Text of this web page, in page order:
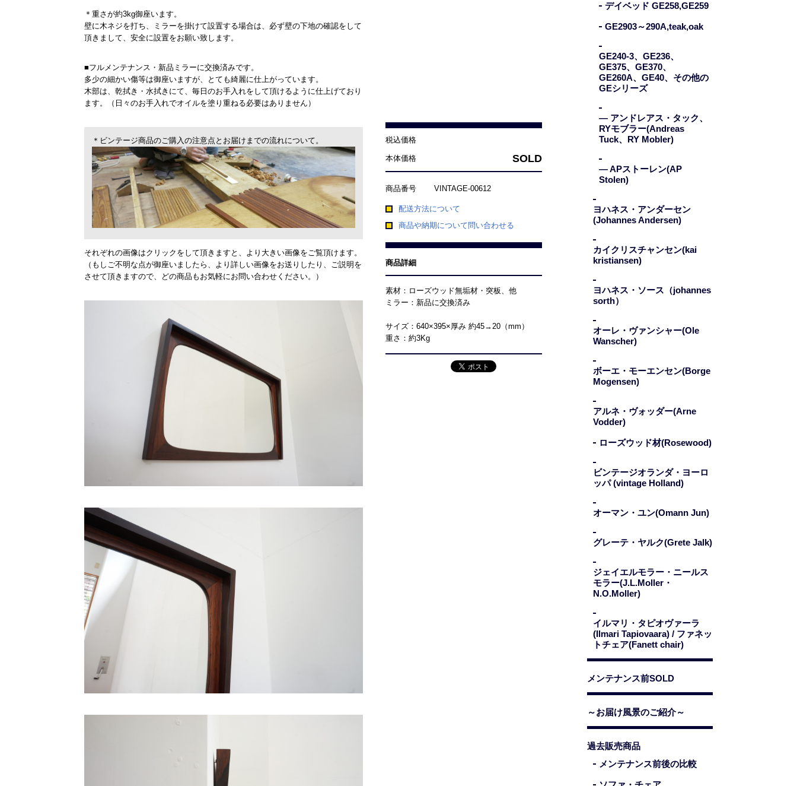
＊重さが約3kg御座います。
壁に木ネジを打ち、ミラーを掛けて設置する場合は、必ず壁の下地の確認をして
頂きまして、安全に設置をお願い致します。
■フルメンテナンス・新品ミラーに交換済みです。
多少の細かい傷等は御座いますが、とても綺麗に仕上がっています。
木部は、乾拭き・水拭きにて、毎日のお手入れをして頂けるように仕上げており
ます。（日々のお手入れでオイルを塗り重ねる必要はありません）
＊ビンテージ商品のご購入の注意点とお届けまでの流れについて。
それぞれの画像はクリックをして頂きますと、より大きい画像をご覧頂けます。
（もしご不明な点が御座いましたら、より詳しい画像をお送りしたり、ご説明を
させて頂きますので、どの商品もお気軽にお問い合わせください。）
デイベッド GE258,GE259
GE2903～290A,teak,oak
GE240-3、GE236、
GE375、GE370、
GE260A、GE40、その他の
GEシリーズ
— アンドレアス・タック、
RYモブラー(Andreas
Tuck、RY Mobler)
— APストーレン(AP
Stolen)
ヨハネス・アンダーセン
(Johannes Andersen)
カイクリスチャンセン(kai
kristiansen)
ヨハネス・ソース（johannes
sorth）
オーレ・ヴァンシャー(Ole
Wanscher)
ボーエ・モーエンセン(Borge
Mogensen)
アルネ・ヴォッダー(Arne
Vodder)
ローズウッド材(Rosewood)
ビンテージオランダ・ヨーロ
ッパ (vintage Holland)
オーマン・ユン(Omann Jun)
グレーテ・ヤルク(Grete Jalk)
ジェイエルモラー・ニールス
モラー(J.L.Moller・
N.O.Moller)
イルマリ・タピオヴァーラ
(Ilmari Tapiovaara) / ファネッ
トチェア(Fanett chair)
メンテナンス前SOLD
～お届け風景のご紹介～
過去販売商品
メンテナンス前後の比較